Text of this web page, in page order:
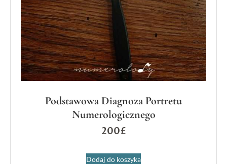
Podstawowa Diagnoza Portretu
Numerologicznego
200£
Dodaj do koszyka